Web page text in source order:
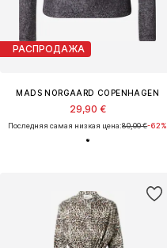
РАСПРОДАЖА
MADS NORGAARD COPENHAGEN
29,90 €
Последняя самая низкая цена:80,00 €-62%